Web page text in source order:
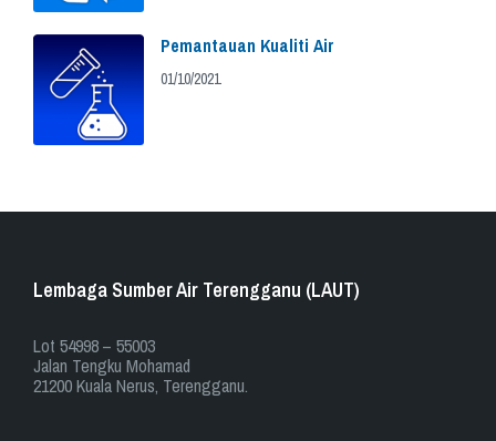
Pemantauan Kualiti Air
01/10/2021
Lembaga Sumber Air Terengganu (LAUT)
​​Lot 54998 – 55003
Jalan Tengku Mohamad
21200 Kuala Nerus, Terengganu.